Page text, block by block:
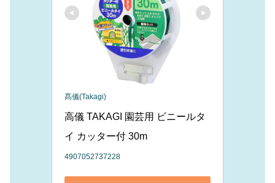
髙儀(Takagi)
高儀 TAKAGI 園芸用 ビニールタ
イ カッター付 30m
4907052737228